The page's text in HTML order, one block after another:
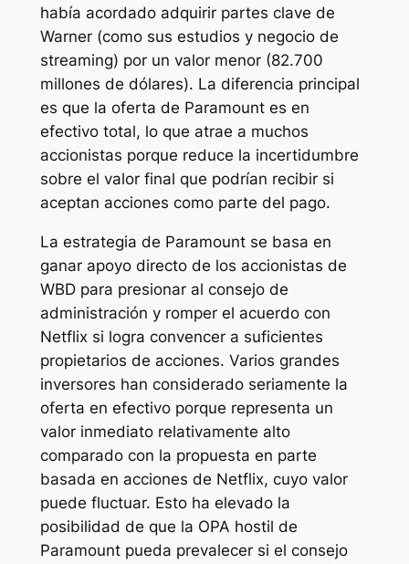
había acordado adquirir partes clave de
Warner (como sus estudios y negocio de
streaming) por un valor menor (82.700
millones de dólares). La diferencia principal
es que la oferta de Paramount es en
efectivo total, lo que atrae a muchos
accionistas porque reduce la incertidumbre
sobre el valor final que podrían recibir si
aceptan acciones como parte del pago.
La estrategia de Paramount se basa en
ganar apoyo directo de los accionistas de
WBD para presionar al consejo de
administración y romper el acuerdo con
Netflix si logra convencer a suficientes
propietarios de acciones. Varios grandes
inversores han considerado seriamente la
oferta en efectivo porque representa un
valor inmediato relativamente alto
comparado con la propuesta en parte
basada en acciones de Netflix, cuyo valor
puede fluctuar. Esto ha elevado la
posibilidad de que la OPA hostil de
Paramount pueda prevalecer si el consejo